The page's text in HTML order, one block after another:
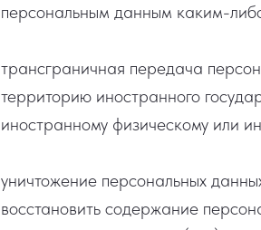
персональным данным каким-
трансграничная передача
территорию иностранного
иностранному физическому или
уничтожение персональных
восстановить содержание